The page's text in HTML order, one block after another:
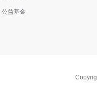
公益基金